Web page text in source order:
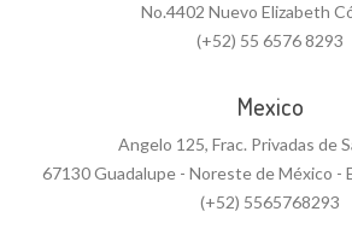
No.4402 Nuevo Elizabeth
(+52) 55 6576 8293
Mexico
Angelo 125, Frac. Privadas de
67130 Guadalupe - Noreste de México -
(+52) 5565768293